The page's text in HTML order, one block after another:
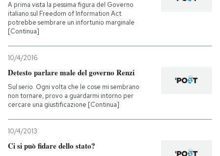
A prima vista la pessima figura del Governo
italiano sul Freedom of Information Act
potrebbe sembrare un infortunio marginale
[Continua]
10/4/2016
Detesto parlare male del governo Renzi
Sul serio. Ogni volta che le cose mi sembrano
non tornare, provo a guardarmi intorno per
cercare una giustificazione [Continua]
10/4/2013
Ci si può fidare dello stato?